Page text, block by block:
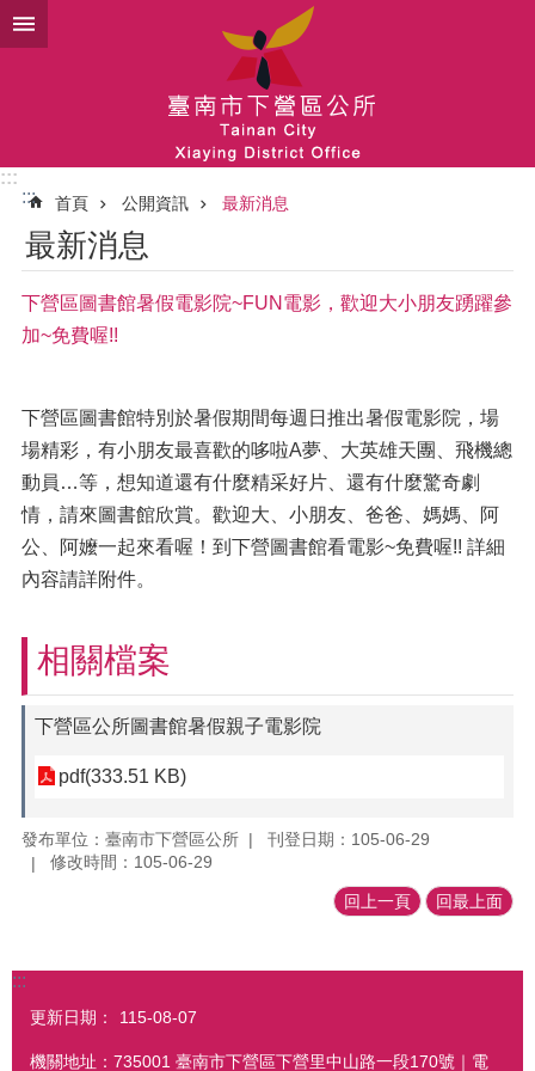
跳到主要內容區塊
:::
:::
首頁 公開資訊 最新消息
最新消息
下營區圖書館暑假電影院~FUN電影，歡迎大小朋友踴躍參
加~免費喔!!
下營區圖書館特別於暑假期間每週日推出暑假電影院，場
場精彩，有小朋友最喜歡的哆啦A夢、大英雄天團、飛機總
動員…等，想知道還有什麼精采好片、還有什麼驚奇劇
情，請來圖書館欣賞。歡迎大、小朋友、爸爸、媽媽、阿
公、阿嬤一起來看喔！到下營圖書館看電影~免費喔!! 詳細
內容請詳附件。
相關檔案
下營區公所圖書館暑假親子電影院
pdf(333.51 KB)
發布單位：臺南市下營區公所
刊登日期：105-06-29
修改時間：105-06-29
回上一頁 回最上面
:::
更新日期： 115-08-07
機關地址：735001 臺南市下營區下營里中山路一段170號｜電